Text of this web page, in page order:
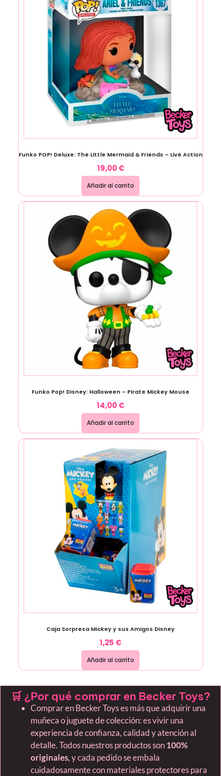
Funko POP! Deluxe: The Little Mermaid & Friends – Live Action
19,00€
Añadir al carrito
Funko Pop! Disney: Halloween – Pirate Mickey Mouse
14,00€
Añadir al carrito
Caja Sorpresa Mickey y sus Amigos Disney
1,25 €
Añadir al carrito
🛒 ¿Por qué comprar en Becker Toys?
Comprar en Becker Toys es más que adquirir una
muñeca o juguete de colección: es vivir una
experiencia de confianza, calidad y atención al
detalle. Todos nuestros productos son100%
originales, y cada pedido se embala
cuidadosamente con materiales protectores para